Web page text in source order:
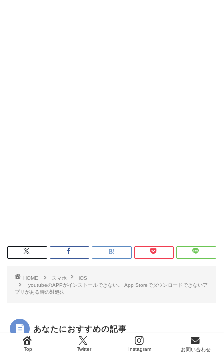
HOME スマホ
iOS
youtubeのAPPがインストールできない。 App Storeでダウンロードできないア
プリがある時の対処法
あなたにおすすめの記事
PC・スマホ初心者
Top Twitter Instagram お問い合わせ